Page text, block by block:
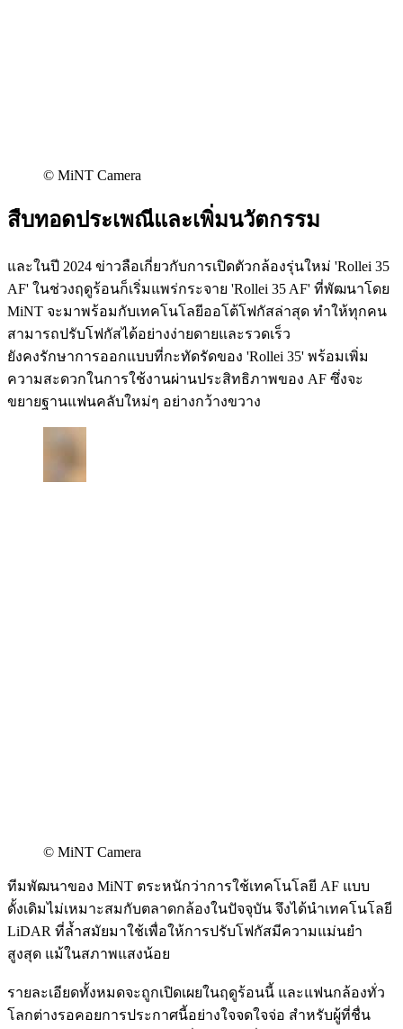
© MiNT Camera
สืบทอดประเพณีและเพิ่มนวัตกรรม
และในปี 2024 ข่าวลือเกี่ยวกับการเปิดตัวกล้องรุ่นใหม่ 'Rollei 35
AF' ในช่วงฤดูร้อนก็เริ่มแพร่กระจาย 'Rollei 35 AF' ที่พัฒนาโดย
MiNT จะมาพร้อมกับเทคโนโลยีออโต้โฟกัสล่าสุด ทำให้ทุกคน
สามารถปรับโฟกัสได้อย่างง่ายดายและรวดเร็ว
ยังคงรักษาการออกแบบที่กะทัดรัดของ 'Rollei 35' พร้อมเพิ่ม
ความสะดวกในการใช้งานผ่านประสิทธิภาพของ AF ซึ่งจะ
ขยายฐานแฟนคลับใหม่ๆ อย่างกว้างขวาง
© MiNT Camera
ทีมพัฒนาของ MiNT ตระหนักว่าการใช้เทคโนโลยี AF แบบ
ดั้งเดิมไม่เหมาะสมกับตลาดกล้องในปัจจุบัน จึงได้นำเทคโนโลยี
LiDAR ที่ล้ำสมัยมาใช้เพื่อให้การปรับโฟกัสมีความแม่นยำ
สูงสุด แม้ในสภาพแสงน้อย
รายละเอียดทั้งหมดจะถูกเปิดเผยในฤดูร้อนนี้ และแฟนกล้องทั่ว
โลกต่างรอคอยการประกาศนี้อย่างใจจดใจจ่อ สำหรับผู้ที่ชื่น